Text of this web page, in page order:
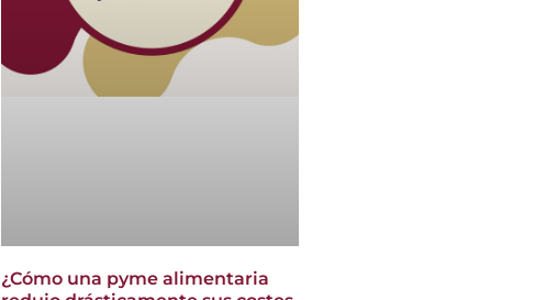
¿Cómo una pyme alimentaria